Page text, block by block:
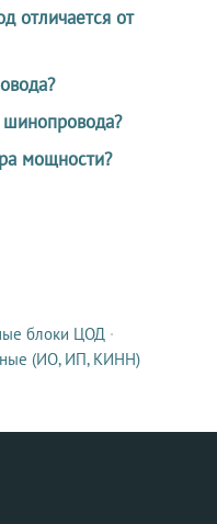
отличается от
шинопровода?
мощности?
блоки ЦОД ·
(ИО, ИП, КИНН)